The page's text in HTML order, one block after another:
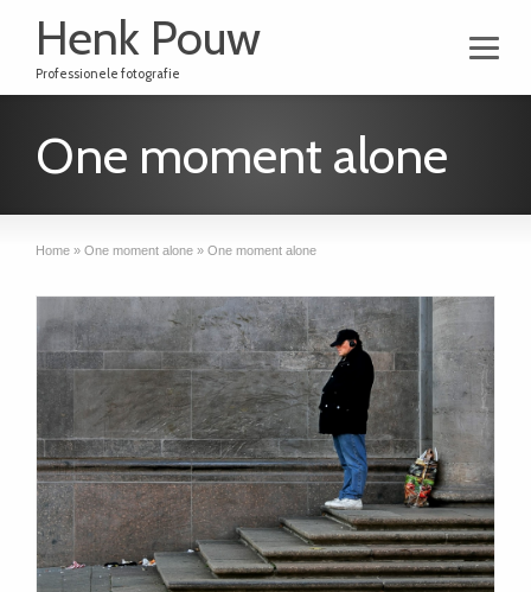
Henk Pouw
Professionele fotografie
One moment alone
Home » One moment alone » One moment alone